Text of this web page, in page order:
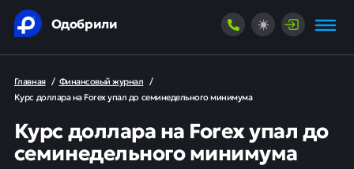
Одобрили
Главная / Финансовый журнал /
Курс доллара на Forex упал до семинедельного минимума
Курс доллара на Forex упал до
семинедельного минимума